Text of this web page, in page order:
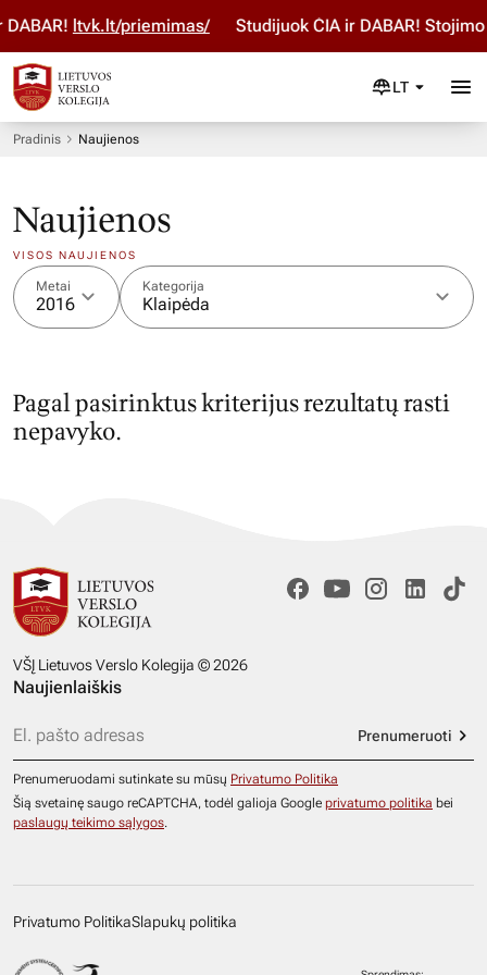
ltvk.lt/priemimas/ Studijuok ČIA ir DABAR!
LT
Pradinis Naujienos
Naujienos
VISOS NAUJIENOS
Metai
2016
Kategorija
Klaipėda
Pagal pasirinktus kriterijus rezultatų rasti
nepavyko.
VŠĮ Lietuvos Verslo Kolegija © 2026
Naujienlaiškis
Prenumeruoti
Prenumeruodami sutinkate su mūsų Privatumo Politika
Šią svetainę saugo reCAPTCHA, todėl galioja Google privatumo politika bei
paslaugų teikimo sąlygos.
Privatumo PolitikaSlapukų politika